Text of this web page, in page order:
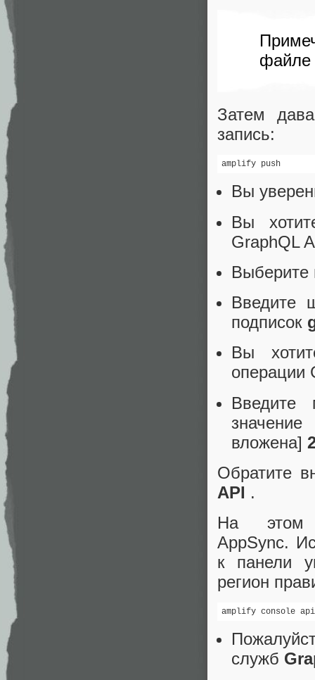
файле
Затем
запись:
amplify push
Вы
Вы
GraphQL
Выберите
Введите
подписок
Вы
операции
Введите
вложена]
Обратите
API .
На
AppSync.
к панели
регион
amplify console api
служб